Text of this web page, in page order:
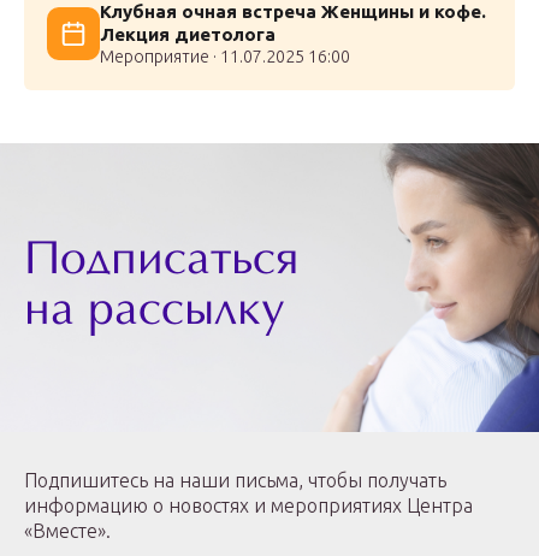
Клубная очная встреча Женщины и кофе.
Лекция диетолога
Мероприятие · 11.07.2025 16:00
Подписаться
на рассылку
Подпишитесь на наши письма, чтобы получать
информацию о новостях и мероприятиях Центра
«Вместе».